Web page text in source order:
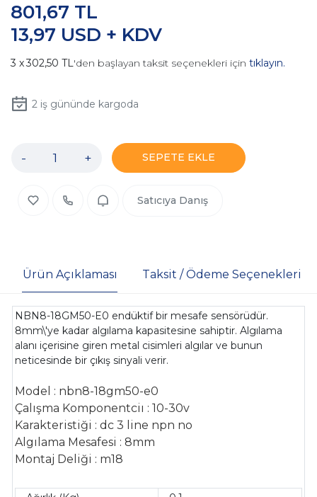
13,97 USD + KDV
801,67 TL
302,50 TL'den başlayan taksit seçenekleri için tıklayın.
2iş gününde kargoda
- + SEPETE EKLE
Satıcıya Danış
Ürün Açıklaması Taksit / Ödeme Seçenekleri
NBN8-18GM50-E0 endüktif bir mesafe sensörüdür.
8mm\'ye kadar algılama kapasitesine sahiptir. Algılama
alanı içerisine giren metal cisimleri algılar ve bunun
neticesinde bir çıkış sinyali verir.
Model : nbn8-18gm50-e0
Çalışma Komponentciı : 10-30v
Karakteristiği : dc 3 line npn no
Algılama Mesafesi : 8mm
Montaj Deliği : m18